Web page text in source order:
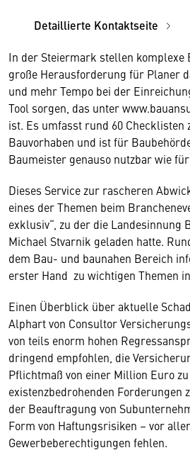
Detaillierte Kontaktseite
In der Steiermark stellen komplexe
große Herausforderung für Planer
und mehr Tempo bei der
Tool sorgen, das unter
ist. Es umfasst rund 60 Checklisten
Bauvorhaben und ist für
Baumeister genauso nutzbar wie
Dieses Service zur rascheren
eines der Themen beim
exklusiv“, zu der die Landesinnung
Michael Stvarnik geladen hatte.
dem Bau- und baunahen Bereich
erster Hand zu wichtigen Themen
Einen Überblick über aktuelle
Alphart von Consultor
von teils enorm hohen
dringend empfohlen, die
Pflichtmaß von einer Million Euro
existenzbedrohenden Forderungen
der Beauftragung von
Form von Haftungsrisiken – vor
Gewerbeberechtigungen fehlen.